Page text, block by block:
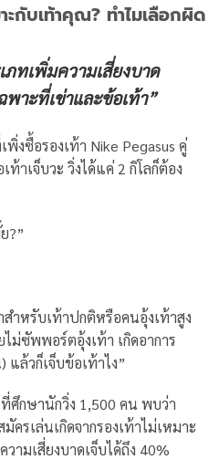
ะกับเท้าคุณ? ทำไมเลือกผิด
ภทเพิ่มความเสี่ยงบาด
พาะที่เข่าและข้อเท้า”
งซื้อรองเท้า Nike Pegasus คู่
าเจ็บวะ วิ่งได้แค่ 2 กิโลก็ต้อง
?”
สำหรับเท้าปกติหรือคนอุ้งเท้าสูง
ม่ซัพพอร์ตอุ้งเท้า เกิดอาการ
แล้วก็เจ็บข้อเท้าไง”
ศึกษานักวิ่ง 1,500 คน พบว่า
ครเล่นเกิดจากรองเท้าไม่เหมาะ
ามเสี่ยงบาดเจ็บได้ถึง 40%